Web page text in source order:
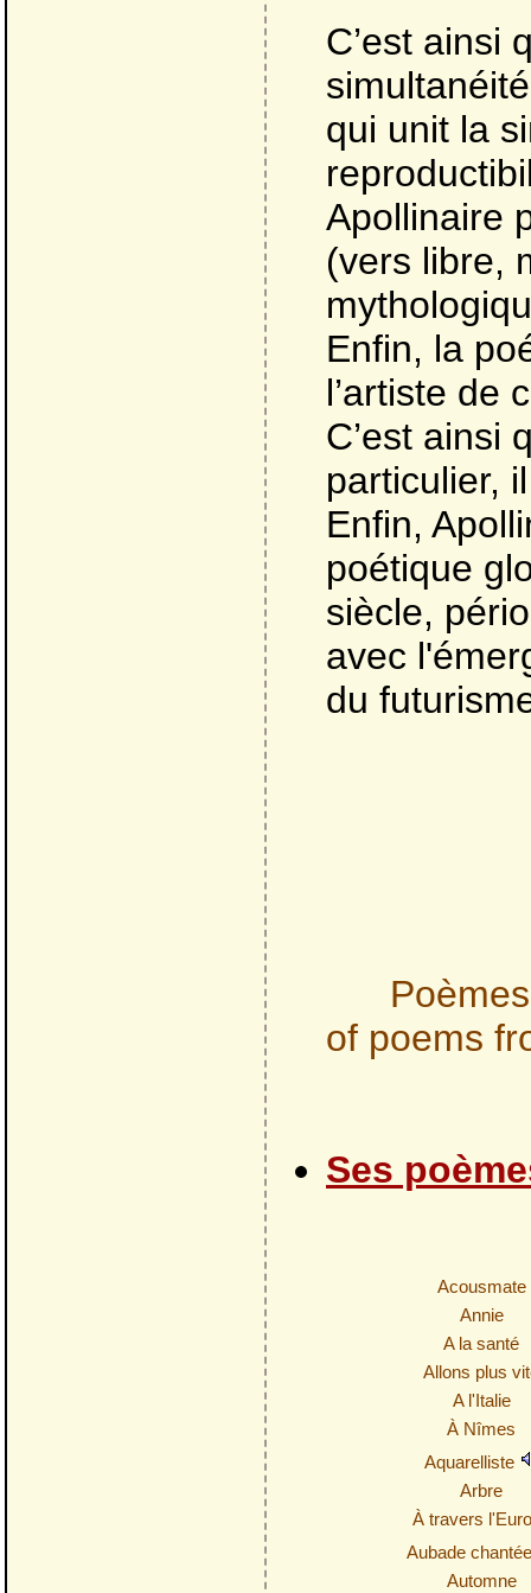
C’est ainsi
qui unit la
Apollinaire
(vers libre,
Enfin, la
l’artiste de
C’est ainsi
particulier,
Enfin,
poétique
siècle,
avec
du
of poems
Ses
Acousmate
Annie
A la santé
Allons plus
A l'Italie
À Nîmes
Aquarelliste
Arbre
À travers
Aubade
Automne